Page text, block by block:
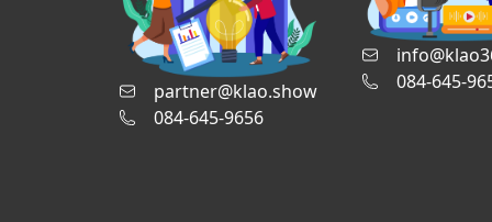
partner@klao.show
084-645-9656
084-645-